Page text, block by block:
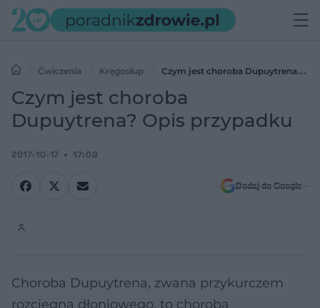
Ćwiczenia Kręgosłup
Czym jest choroba Dupuytrena?
Opis przypadku
Czym jest choroba
Dupuytrena? Opis przypadku
2017-10-17 17:09
Dodaj do Google
Choroba Dupuytrena, zwana przykurczem
rozcięgna dłoniowego, to choroba